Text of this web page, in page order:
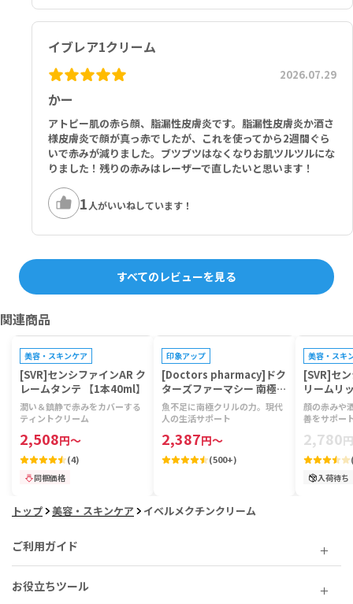
イブレア1クリーム
かー
2026.07.29
アトピー肌の赤ら顔、脂漏性皮膚炎です。脂漏性皮膚炎か酒さ
様皮膚炎で顔が真っ赤でしたが、これを使ってから2週間ぐら
いで赤みが減りました。ブツブツはなくなりお肌ツルツルにな
りました！残りの赤みはレーザーで直したいと思います！
1 人がいいねしています！
すべてのレビューを見る
関連商品
プレゼントキャンペーン対象
美容・スキンケア
[SVR]センシファインAR ク
レームタンテ 【1本40ml】
潤い＆鎮静で赤みをカバーする
ティントクリーム
2,508円～
(4)
同梱価格
印象アップ
[Doctors pharmacy]ドク
ターズファーマシー 南極ク
リルビタミン 【1袋120
粒】
魚不足に南極クリルの力。現代
人の生活サポート
2,387円～
(500+)
美容・スキ
[SVR]セ
リームリ
顔の赤みや
善をサポー
2,780円
入荷待ち
トップ 美容・スキンケア イベルメクチンクリーム
ご利用ガイド
お役立ちツール